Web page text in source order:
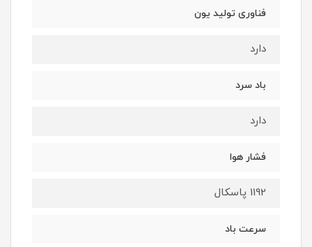
فناوری تولید یون
دارد
باد سرد
دارد
فشار هوا
1192 پاسکال
سرعت باد